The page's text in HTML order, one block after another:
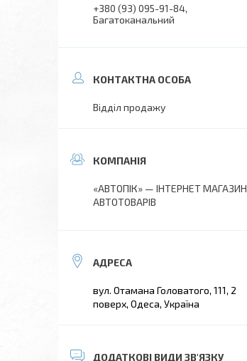
+380 (93) 095-91-84
Багатоканальний
Відділ продажу
«АВТОПІК» — ІНТЕРНЕТ МАГАЗИН
АВТОТОВАРІВ
вул. Отамана Головатого, 111, 2
поверх, Одеса, Україна